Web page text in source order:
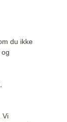
du ikke
Vi